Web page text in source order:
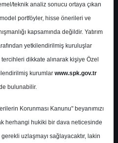
Rapor Detay
Portföy
30 Haziran 2025
teknik analiz sonucu ortaya çıkan
portföyler, hisse önerileri ve
kapsamında değildir. Yatırım
yetkilendirilmiş kuruluşlar
dikkate alınarak kişiye Özel
kurumlar www.spk.gov.tr
bulunabilir.
Korunması Kanunu" beyanımızı
herhangi hukiki bir dava neticesinde
uzlaşmayı sağlayacaktır, lakin